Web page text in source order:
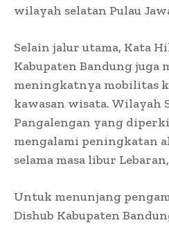
wilayah selatan Pulau
Selain jalur utama, Kata
Kabupaten Bandung juga
meningkatnya mobilitas
kawasan wisata. Wilayah
Pangalengan yang
mengalami peningkatan
selama masa libur
Untuk menunjang
Dishub Kabupaten